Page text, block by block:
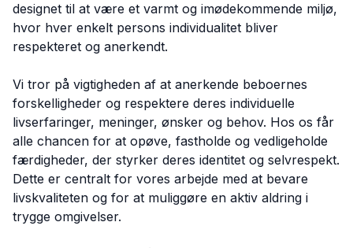
designet til at være et varmt og imødekommende miljø,
hvor hver enkelt persons individualitet bliver
respekteret og anerkendt.
Vi tror på vigtigheden af at anerkende beboernes
forskelligheder og respektere deres individuelle
livserfaringer, meninger, ønsker og behov. Hos os får
alle chancen for at opøve, fastholde og vedligeholde
færdigheder, der styrker deres identitet og selvrespekt.
Dette er centralt for vores arbejde med at bevare
livskvaliteten og for at muliggøre en aktiv aldring i
trygge omgivelser.